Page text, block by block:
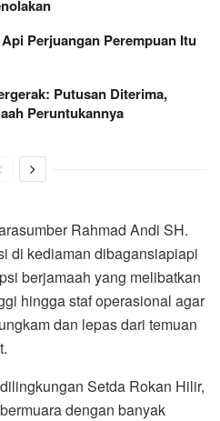
Perjuangan Perempuan Itu
Putusan Diterima,
Peruntukannya
Rahmad Andi SH.
di kediaman dibagansiapiapi
berjamaah yang melibatkan
hingga staf operasional agar
dan lepas dari temuan
Setda Rokan Hilir,
dengan banyak